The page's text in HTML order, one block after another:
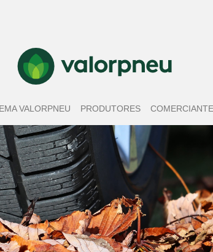
VALORPNEU PRODUTORES